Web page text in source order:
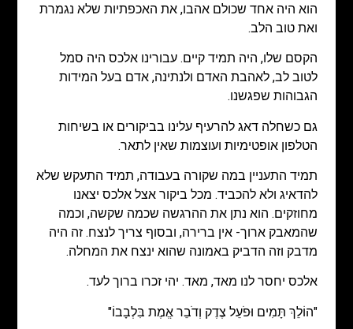
הוא היה אחד שכולם אהבו, את האכפתיות שלא נגמרת
ואת טוב הלב.
הקסם שלו, היה תמיד קיים. עבורינו אלכס היה סמל
לטוב לב, לאהבת האדם ולנתינה, אדם בעל המידות
הגבוהות שפגשנו.
גם כשחלה דאג להרעיף עלינו בביקורים או בשיחות
הטלפון אופטימיות ועוצמות שאין לתאר.
תמיד התעניין במה שקורה בעבודה, תמיד התעקש שלא
להדאיג ולא להכביד. מכל ביקור אצל אלכס יצאנו
מחוזקים. הוא נתן את ההרגשה שכמה שקשה, וכמה
שהמאבק ארוך- אין ברירה, ובסוף צריך לנצח. זה היה
מדבק וזה הדביק באמונה שהוא ינצח את המחלה.
אלכס יחסר לנו מאד, מאד. יהי זכרו ברוך לעד.
"הוֹלֵךְ תָּמִים וּפֹעֵל צֶדֶק וְדֹבֵר אֱמֶת בִּלְבָבוֹ"